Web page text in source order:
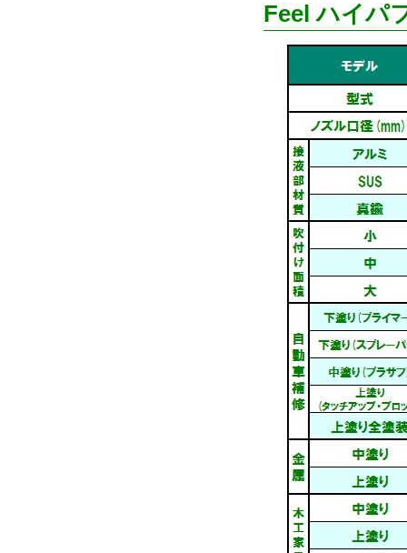
Feel ハイパ